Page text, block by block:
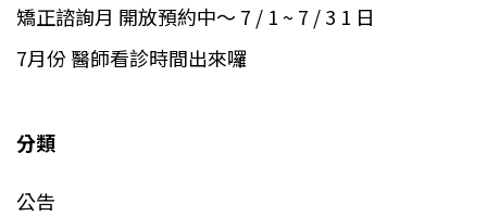
矯正諮詢月 開放預約中～ 7 / 1 ~ 7 / 3 1 日
7月份 醫師看診時間出來囉
分類
公告